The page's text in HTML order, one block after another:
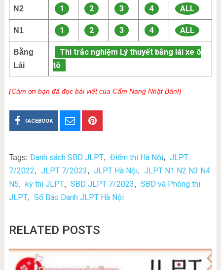
N2 1 2 3 4 ALL
N1 1 2 3 4 ALL
Bằng
Lái
Thi trắc nghiệm Lý thuyết bằng lái xe ô
tô
(Cảm ơn bạn đã đọc bài viết của Cẩm Nang Nhật Bản!)
FACEBOOK
Tags: Danh sách SBD JLPT, Điểm thi Hà Nội, JLPT
7/2022, JLPT 7/2023, JLPT Hà Nội, JLPT N1 N2 N3 N4
N5, kỳ thi JLPT, SBD JLPT 7/2023, SBD và Phòng thi
JLPT, Số Báo Danh JLPT Hà Nội
RELATED POSTS